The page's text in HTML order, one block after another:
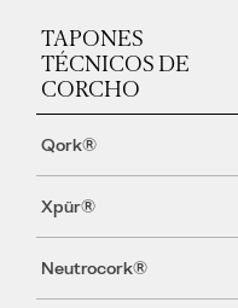
TAPONES
TÉCNICOS DE
CORCHO
Qork®
Xpür®
Neutrocork®